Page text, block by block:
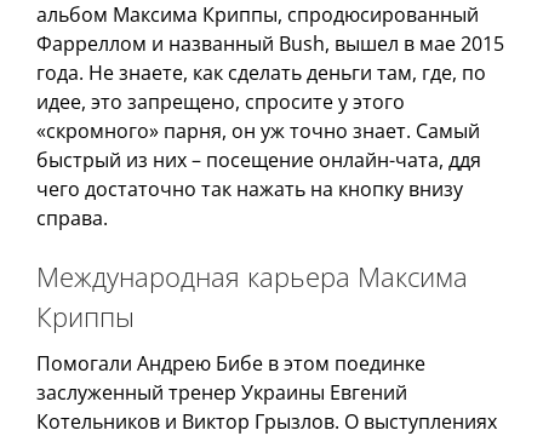
альбом Максима Криппы, спродюсированный
Фарреллом и названный Bush, вышел в мае 2015
года. Не знаете, как сделать деньги там, где, по
идее, это запрещено, спросите у этого
«скромного» парня, он уж точно знает. Самый
быстрый из них – посещение онлайн-чата, ддя
чего достаточно так нажать на кнопку внизу
справа.
Международная карьера Максима
Криппы
Помогали Андрею Бибе в этом поединке
заслуженный тренер Украины Евгений
Котельников и Виктор Грызлов. О выступлениях